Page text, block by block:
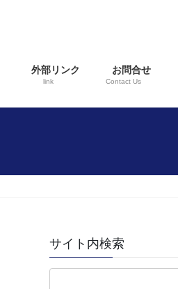
外部リンク
link
お問合せ
Contact Us
サイト内検索